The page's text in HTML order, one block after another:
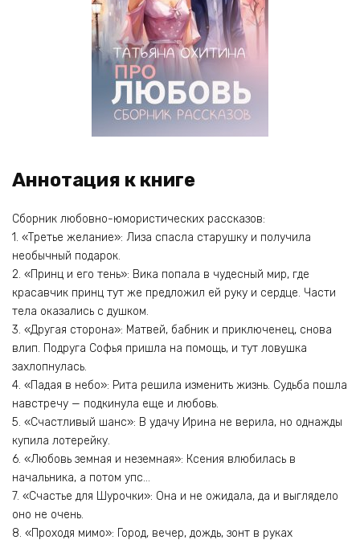
Аннотация к книге
Сборник любовно-юмористических рассказов:
1. «Третье желание»: Лиза спасла старушку и получила
необычный подарок.
2. «Принц и его тень»: Вика попала в чудесный мир, где
красавчик принц тут же предложил ей руку и сердце. Части
тела оказались с душком.
3. «Другая сторона»: Матвей, бабник и приключенец, снова
влип. Подруга Софья пришла на помощь, и тут ловушка
захлопнулась.
4. «Падая в небо»: Рита решила изменить жизнь. Судьба пошла
навстречу — подкинула еще и любовь.
5. «Счастливый шанс»: В удачу Ирина не верила, но однажды
купила лотерейку.
6. «Любовь земная и неземная»: Ксения влюбилась в
начальника, а потом упс…
7. «Счастье для Шурочки»: Она и не ожидала, да и выглядело
оно не очень.
8. «Проходя мимо»: Город, вечер, дождь, зонт в руках